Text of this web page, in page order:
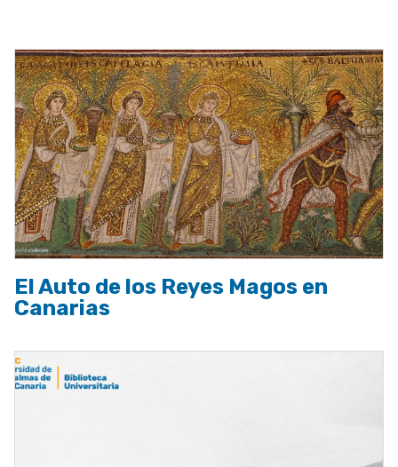
la
navegación
El Auto de los Reyes Magos en
Canarias